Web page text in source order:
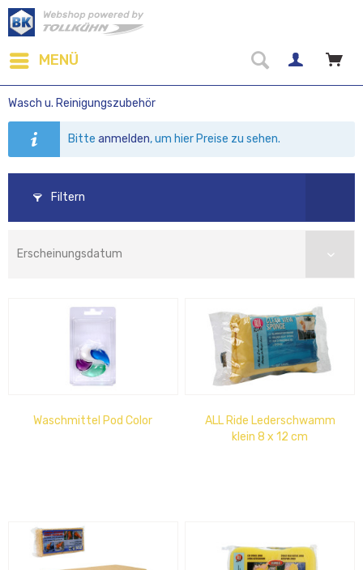
MENÜ
Wasch u. Reinigungszubehör
Bitteanmelden, um hier Preise zu sehen.
Filtern
Waschmittel Pod Color
ALL Ride Lederschwamm
klein 8 x 12 cm